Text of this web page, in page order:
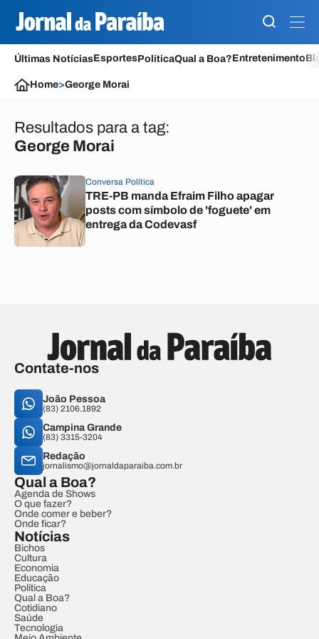
Últimas NotíciasEsportesPolíticaQual a Boa?Entretenimento
Home>George Morai
Resultados para a tag:
George Morai
Conversa Política
TRE-PB manda Efraim Filho apagar
posts com símbolo de 'foguete' em
entrega da Codevasf
Contate-nos
João Pessoa
(83) 2106.1892
Campina Grande
(83) 3315-3204
Redação
jornalismo@jornaldaparaiba.com.br
Qual a Boa?
Agenda de Shows
O que fazer?
Onde comer e beber?
Onde ficar?
Notícias
Bichos
Cultura
Economia
Educação
Política
Qual a Boa?
Cotidiano
Saúde
Tecnologia